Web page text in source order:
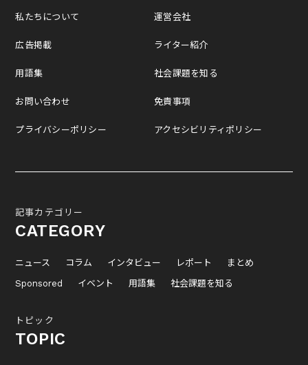
私たちについて
広告掲載
用語集
お問い合わせ
プライバシーポリシー
運営会社
ライター紹介
社会課題を知る
免責事項
アクセシビリティポリシー
記事カテゴリー
CATEGORY
ニュース コラム インタビュー レポート
まとめ
Sponsored
イベント 用語集 社会課題を知る
トピック
TOPIC